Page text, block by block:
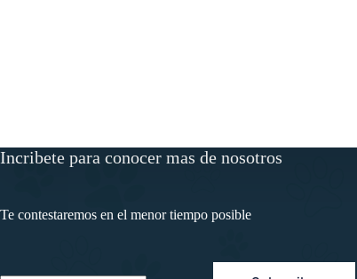
Incribete para conocer mas de nosotros
Te contestaremos en el menor tiempo posible